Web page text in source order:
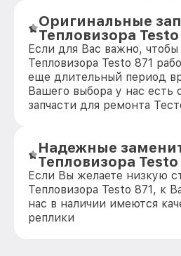
Оригинальные
Тепловизора Testo
Если для Вас важно,
Тепловизора Testo 871
еще длительный период
Вашего выбора у нас есть
запчасти для ремонта
Надежные
Тепловизора Testo
Если Вы желаете низкую
Тепловизора Testo 871, к
нас в наличии имеются
реплики